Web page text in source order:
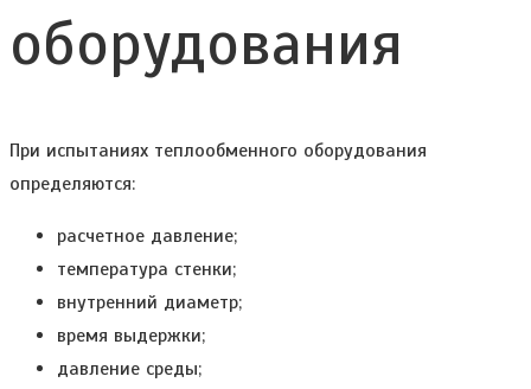
оборудования
При испытаниях теплообменного оборудования
определяются:
расчетное давление;
температура стенки;
внутренний диаметр;
время выдержки;
давление среды;